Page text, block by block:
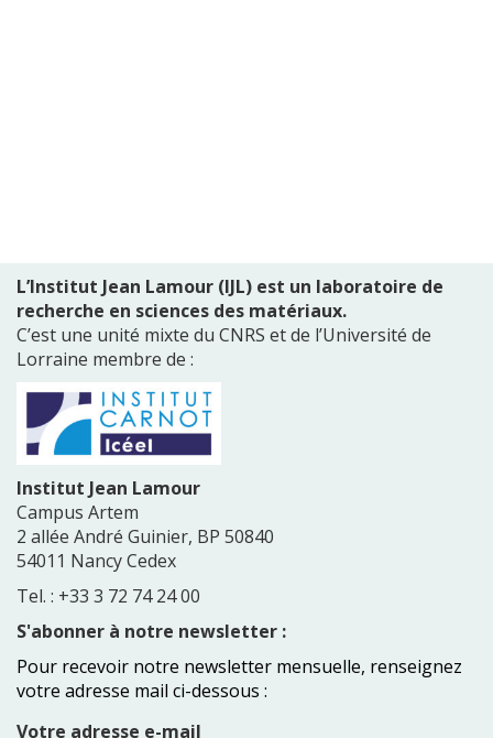
page
L’Institut Jean Lamour (IJL) est un laboratoire de
recherche en sciences des matériaux.
C’est une unité mixte du CNRS et de l’Université de
Lorraine membre de :
Institut Jean Lamour
Campus Artem
2 allée André Guinier, BP 50840
54011 Nancy Cedex
Tel. : +33 3 72 74 24 00
S'abonner à notre newsletter :
Pour recevoir notre newsletter mensuelle, renseignez
votre adresse mail ci-dessous :
Votre adresse e-mail